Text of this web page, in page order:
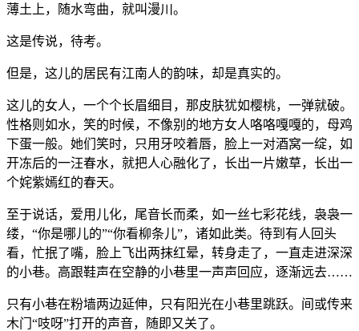
薄土上，随水弯曲，就叫漫川。
这是传说，待考。
但是，这儿的居民有江南人的韵味，却是真实的。
这儿的女人，一个个长眉细目，那皮肤犹如樱桃，一弹就破。
性格则如水，笑的时候，不像别的地方女人咯咯嘎嘎的，母鸡
下蛋一般。她们笑时，只用牙咬着唇，脸上一对酒窝一绽，如
开冻后的一汪春水，就把人心融化了，长出一片嫩草，长出一
个姹紫嫣红的春天。
至于说话，爱用儿化，尾音长而柔，如一丝七彩花线，袅袅一
缕，“你是哪儿的”“你看柳条儿”，诸如此类。待到有人回头
看，忙抿了嘴，脸上飞出两抹红晕，转身走了，一直走进深深
的小巷。高跟鞋声在空静的小巷里一声声回应，逐渐远去……
只有小巷在粉墙两边延伸，只有阳光在小巷里跳跃。间或传来
木门“吱呀”打开的声音，随即又关了。